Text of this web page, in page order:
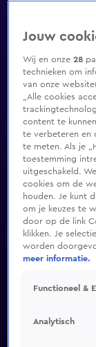
Jouw
Wij en onze28
technieken om
van onze
„Alle cookies
content te
te verbeteren en
te meten. Als je
toestemming
uitgeschakeld.
cookies om de
houden. Je kunt
om je keuzes te
door op de link
klikken. Je
worden
meer informatie.
Functioneel &
Analytisch